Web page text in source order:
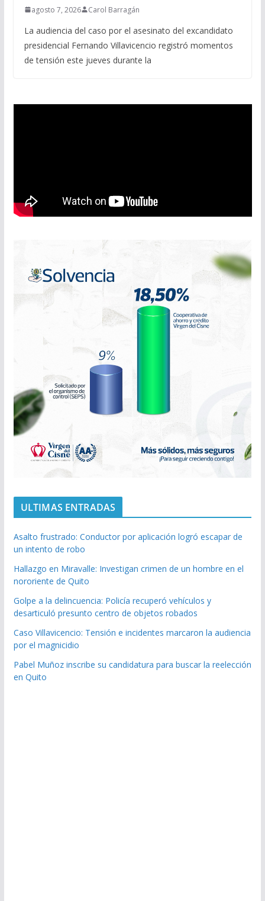
agosto 7, 2026 Carol Barragán
La audiencia del caso por el asesinato del excandidato
presidencial Fernando Villavicencio registró momentos
de tensión este jueves durante la
ULTIMAS ENTRADAS
Asalto frustrado: Conductor por aplicación logró escapar de
un intento de robo
Hallazgo en Miravalle: Investigan crimen de un hombre en el
nororiente de Quito
Golpe a la delincuencia: Policía recuperó vehículos y
desarticuló presunto centro de objetos robados
Caso Villavicencio: Tensión e incidentes marcaron la audiencia
por el magnicidio
Pabel Muñoz inscribe su candidatura para buscar la reelección
en Quito